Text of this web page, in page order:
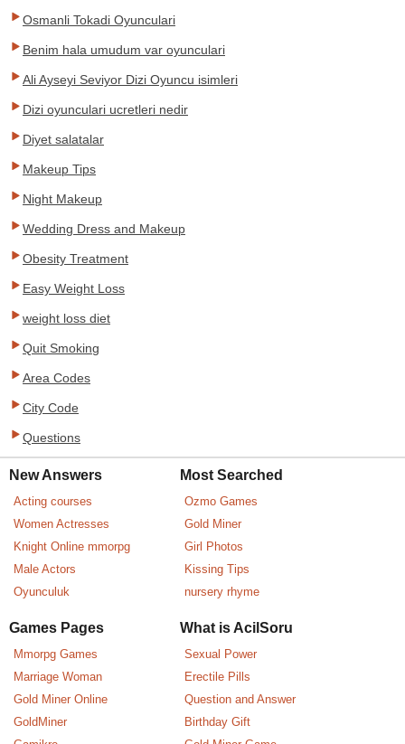
Osmanli Tokadi Oyunculari
Benim hala umudum var oyunculari
Ali Ayseyi Seviyor Dizi Oyuncu isimleri
Dizi oyunculari ucretleri nedir
Diyet salatalar
Makeup Tips
Night Makeup
Wedding Dress and Makeup
Obesity Treatment
Easy Weight Loss
weight loss diet
Quit Smoking
Area Codes
City Code
Questions
New Answers
Acting courses
Women Actresses
Knight Online mmorpg
Male Actors
Oyunculuk
Most Searched
Ozmo Games
Gold Miner
Girl Photos
Kissing Tips
nursery rhyme
Games Pages
Mmorpg Games
Marriage Woman
Gold Miner Online
GoldMiner
What is AcilSoru
Sexual Power
Erectile Pills
Question and Answer
Birthday Gift